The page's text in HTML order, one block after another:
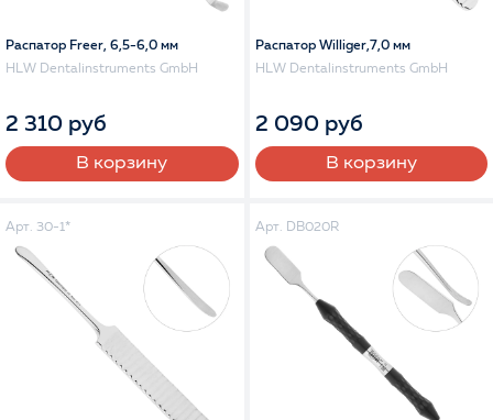
Распатор Freer, 6,5-6,0 мм
HLW Dentalinstruments GmbH
2 310 руб
В корзину
Распатор Williger,7,0 мм
HLW Dentalinstruments GmbH
2 090 руб
В корзину
Арт. 30-1* Арт. DB020R